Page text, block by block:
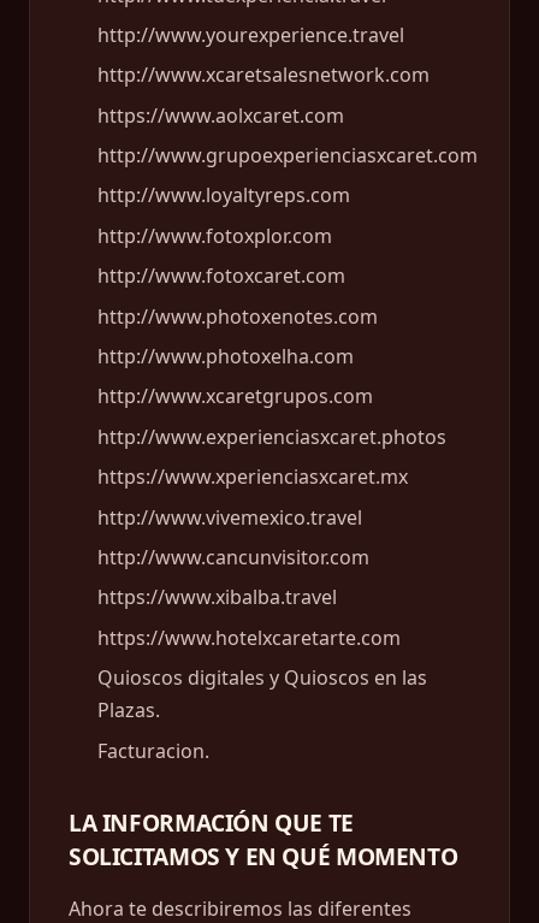
http://www.yourexperience.travel
http://www.xcaretsalesnetwork.com
https://www.aolxcaret.com
http://www.grupoexperienciasxcaret.com
http://www.loyaltyreps.com
http://www.fotoxplor.com
http://www.fotoxcaret.com
http://www.photoxenotes.com
http://www.photoxelha.com
http://www.xcaretgrupos.com
http://www.experienciasxcaret.photos
https://www.xperienciasxcaret.mx
http://www.vivemexico.travel
http://www.cancunvisitor.com
https://www.xibalba.travel
https://www.hotelxcaretarte.com
Quioscos digitales y Quioscos en las
Plazas.
Facturacion.
LA INFORMACIÓN QUE TE
SOLICITAMOS Y EN QUÉ MOMENTO
Ahora te describiremos las diferentes